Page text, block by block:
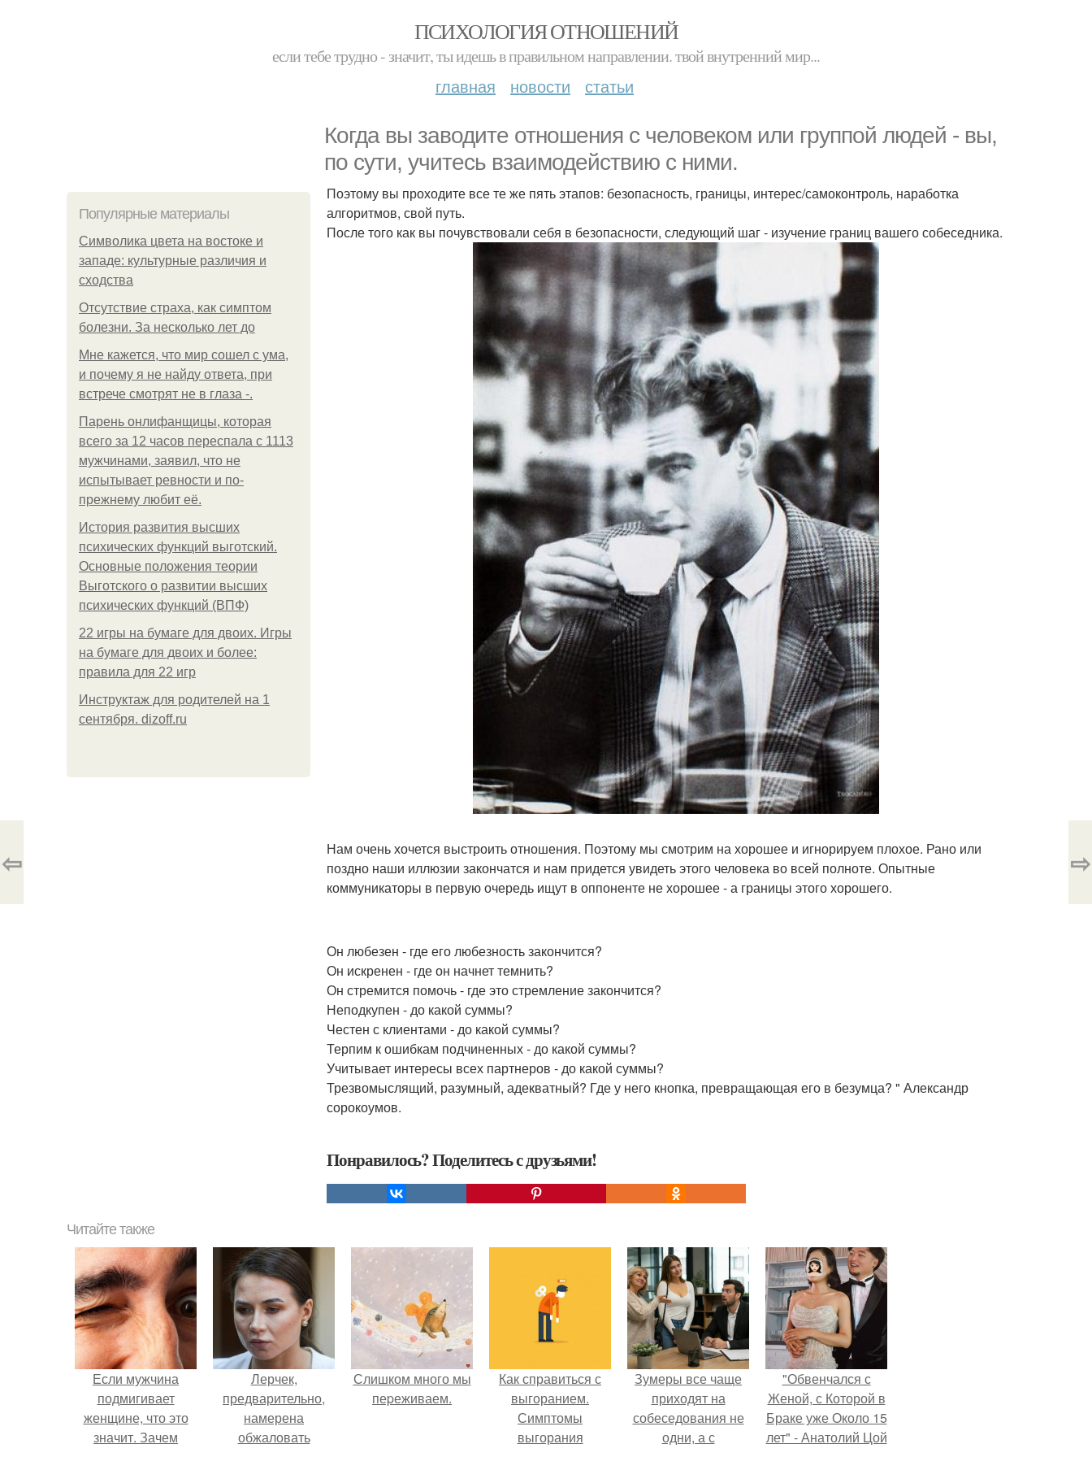
ПСИХОЛОГИЯ ОТНОШЕНИЙ
если тебе трудно - значит, ты идешь в правильном направлении. твой внутренний мир...
главная новости статьи
Когда вы заводите отношения с человеком или группой людей - вы,
по сути, учитесь взаимодействию с ними.
Популярные материалы
Символика цвета на востоке и
западе: культурные различия и
сходства
Отсутствие страха, как симптом
болезни. За несколько лет до
Мне кажется, что мир сошел с ума,
и почему я не найду ответа, при
встрече смотрят не в глаза -.
Парень онлифанщицы, которая
всего за 12 часов переспала с 1113
мужчинами, заявил, что не
испытывает ревности и по-
прежнему любит её.
История развития высших
психических функций выготский.
Основные положения теории
Выготского о развитии высших
психических функций (ВПФ)
22 игры на бумаге для двоих. Игры
на бумаге для двоих и более:
правила для 22 игр
Инструктаж для родителей на 1
сентября. dizoff.ru
Поэтому вы проходите все те же пять этапов: безопасность, границы, интерес/самоконтроль, наработка
алгоритмов, свой путь.
После того как вы почувствовали себя в безопасности, следующий шаг - изучение границ вашего собеседника.
Нам очень хочется выстроить отношения. Поэтому мы смотрим на хорошее и игнорируем плохое. Рано или
поздно наши иллюзии закончатся и нам придется увидеть этого человека во всей полноте. Опытные
коммуникаторы в первую очередь ищут в оппоненте не хорошее - а границы этого хорошего.
Он любезен - где его любезность закончится?
Он искренен - где он начнет темнить?
Он стремится помочь - где это стремление закончится?
Неподкупен - до какой суммы?
Честен с клиентами - до какой суммы?
Терпим к ошибкам подчиненных - до какой суммы?
Учитывает интересы всех партнеров - до какой суммы?
Трезвомыслящий, разумный, адекватный? Где у него кнопка, превращающая его в безумца? " Александр
сорокоумов.
Понравилось? Поделитесь с друзьями!
⇦ ⇨
Читайте также
Если мужчина
подмигивает
женщине, что это
значит. Зачем
Лерчек,
предварительно,
намерена
обжаловать
Слишком много мы
пеpеживаем.
Как справиться с
выгоранием.
Симптомы
выгорания
Зумеры все чаще
приходят на
собеседования не
одни, а с
"Обвенчался с
Женой, с Которой в
Браке уже Около 15
лет" - Анатолий Цой